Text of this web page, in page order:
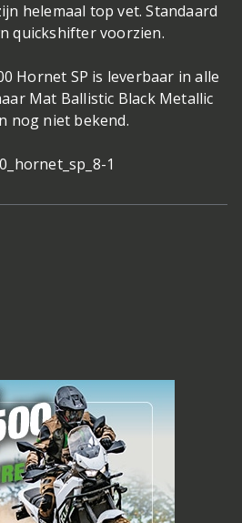
helemaal top vet. Standaard
quickshifter voorzien.
Hornet SP is leverbaar in alle
Mat Ballistic Black Metallic
nog niet bekend.